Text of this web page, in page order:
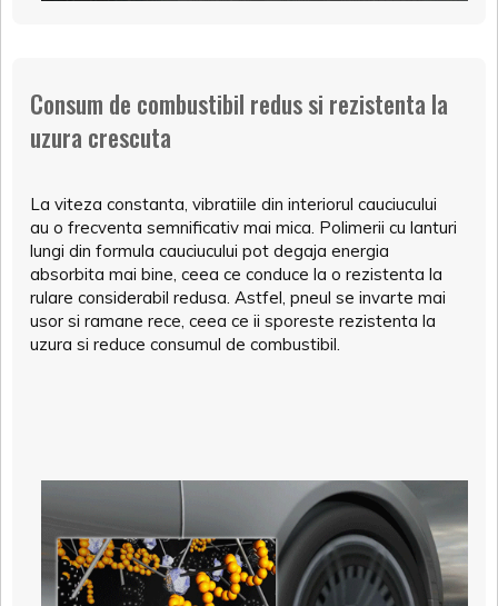
Consum de combustibil redus si rezistenta la
uzura crescuta
La viteza constanta, vibratiile din interiorul cauciucului
au o frecventa semnificativ mai mica. Polimerii cu lanturi
lungi din formula cauciucului pot degaja energia
absorbita mai bine, ceea ce conduce la o rezistenta la
rulare considerabil redusa. Astfel, pneul se invarte mai
usor si ramane rece, ceea ce ii sporeste rezistenta la
uzura si reduce consumul de combustibil.